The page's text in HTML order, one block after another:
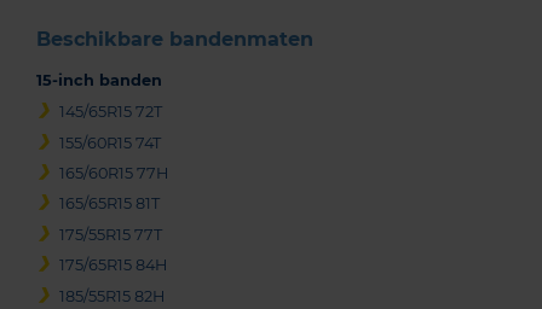
Beschikbare bandenmaten
15-inch banden
145/65R15 72T
155/60R15 74T
165/60R15 77H
165/65R15 81T
175/55R15 77T
175/65R15 84H
185/55R15 82H